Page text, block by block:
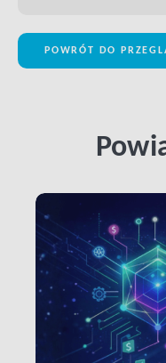
POWRÓT DO